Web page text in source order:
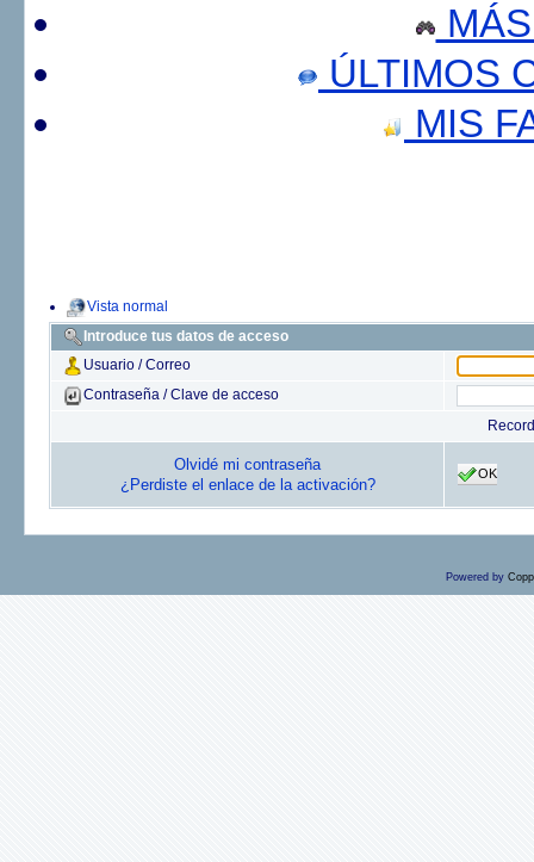
ÚLTIMOS
MIS
Vista normal
Introduce tus datos de acceso
Usuario / Correo
Contraseña / Clave de acceso
Olvidé mi contraseña
¿Perdiste el enlace de la activación?
OK
Powered by